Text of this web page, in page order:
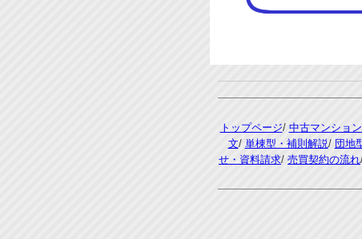
トップページ/ 中古マンショ
文/ 単棟型・補則解説/ 団地
せ・資料請求/ 売買契約の流れ